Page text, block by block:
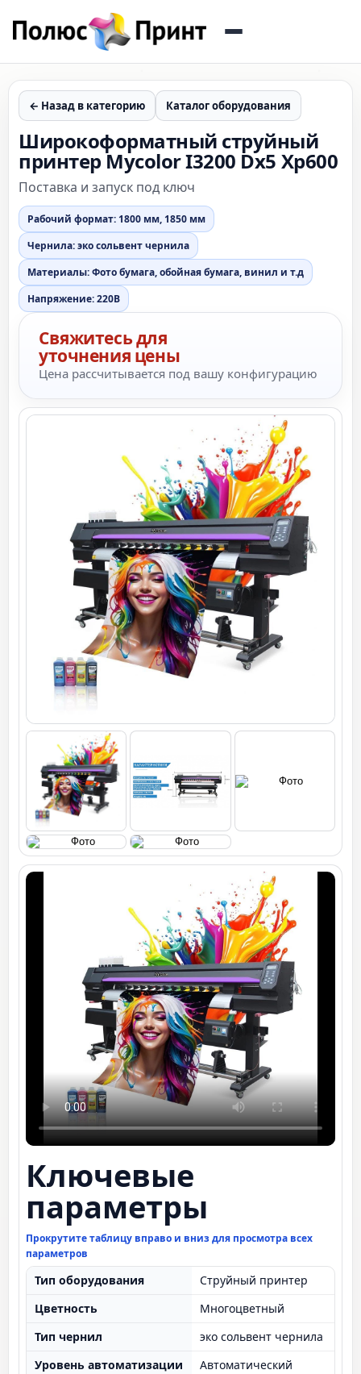
← Назад в категорию Каталог оборудования
Широкоформатный струйный
принтер Mycolor I3200 Dx5 Xp600
Поставка и запуск под ключ
Рабочий формат: 1800 мм, 1850 мм
Чернила: эко сольвент чернила
Материалы: Фото бумага, обойная бумага, винил и т.д
Напряжение: 220В
Свяжитесь для
уточнения цены
Цена рассчитывается под вашу конфигурацию
Ключевые
параметры
Прокрутите таблицу вправо и вниз для просмотра всех
параметров
Тип оборудования
Струйный принтер
Цветность
Многоцветный
Тип чернил
эко сольвент чернила
Уровень автоматизации
Автоматический